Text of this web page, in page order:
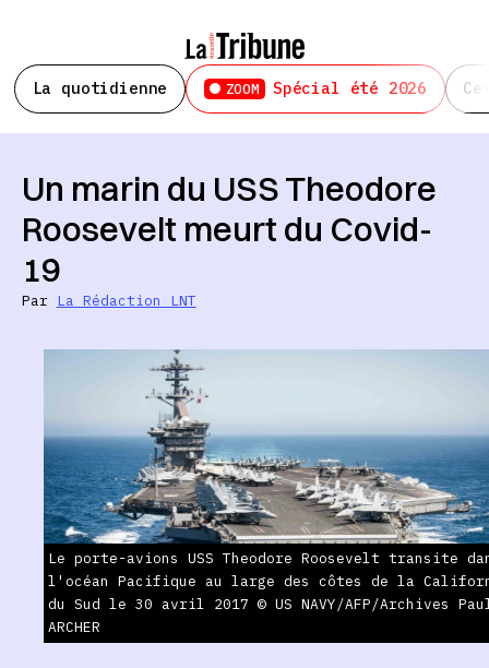
La quotidienne ZOOM Spécial été 2026
Un marin du USS Theodore
Roosevelt meurt du Covid-
19
Par La Rédaction LNT
Le porte-avions USS Theodore Roosevelt transite
l'océan Pacifique au large des côtes de la
du Sud le 30 avril 2017 © US NAVY/AFP/Archives
ARCHER